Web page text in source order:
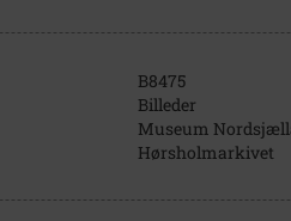
B8475
Billeder
Museum
Hørsholmarkivet